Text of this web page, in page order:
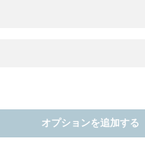
オプションを追加する